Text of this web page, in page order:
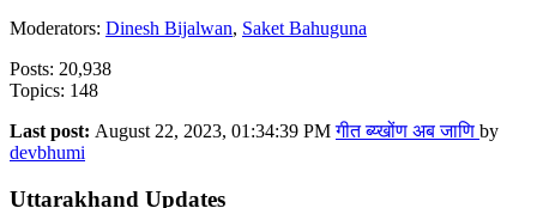
Moderators: Dinesh Bijalwan, Saket Bahuguna
Posts: 20,938
Topics: 148
Last post: August 22, 2023, 01:34:39 PMगीत ब्य्खोंण अब जाणि by
devbhumi
Uttarakhand Updates